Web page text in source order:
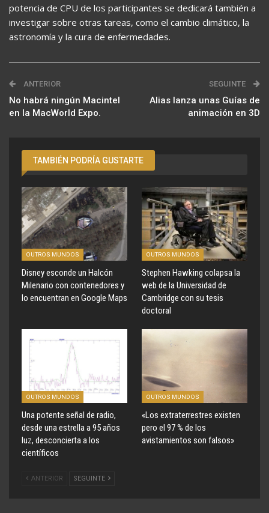
potencia de CPU de los participantes se dedicará también a
investigar sobre otras tareas, como el cambio climático, la
astronomía y la cura de enfermedades.
ANTERIOR
No habrá ningún Macintel
en la MacWorld Expo.
SEGUINTE
Alias lanza unas Guías de
animación en 3D
TAMBIÉN PODRÍA GUSTARTE
OUTROS MUNDOS
Disney esconde un Halcón
Milenario con contenedores y
lo encuentran en Google Maps
OUTROS MUNDOS
Stephen Hawking colapsa la
web de la Universidad de
Cambridge con su tesis
doctoral
OUTROS MUNDOS
Una potente señal de radio,
desde una estrella a 95 años
luz, desconcierta a los
científicos
OUTROS MUNDOS
«Los extraterrestres existen
pero el 97 % de los
avistamientos son falsos»
ANTERIOR SEGUINTE